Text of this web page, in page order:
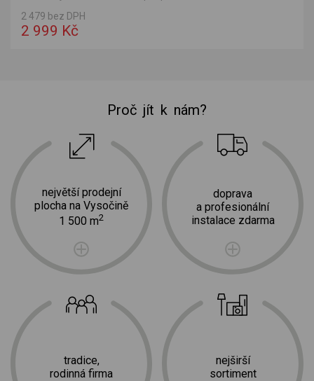
2 479 bez DPH
2 999 Kč
Proč jít k nám?
největší prodejní
plocha na Vysočině
1 500 m2
tradice,
rodinná firma
doprava
a profesionální
instalace zdarma
nejširší
sortiment